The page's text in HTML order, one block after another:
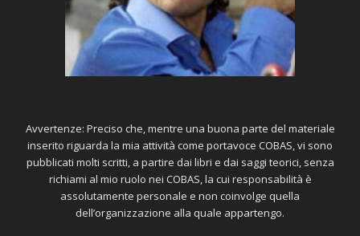
Avvertenze: Preciso che, mentre una buona parte del materiale
inserito riguarda la mia attività come portavoce COBAS, vi sono
pubblicati molti scritti, a partire dai libri e dai saggi teorici, senza
richiami al mio ruolo nei COBAS, la cui responsabilità è
assolutamente personale e non coinvolge quella
dell’organizzazione alla quale appartengo.